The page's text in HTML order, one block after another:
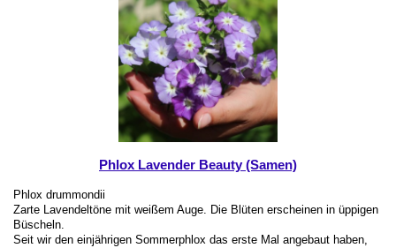
Phlox Lavender Beauty (Samen)
Phlox drummondii
Zarte Lavendeltöne mit weißem Auge. Die Blüten erscheinen in üppigen
Büscheln.
Seit wir den einjährigen Sommerphlox das erste Mal angebaut haben,